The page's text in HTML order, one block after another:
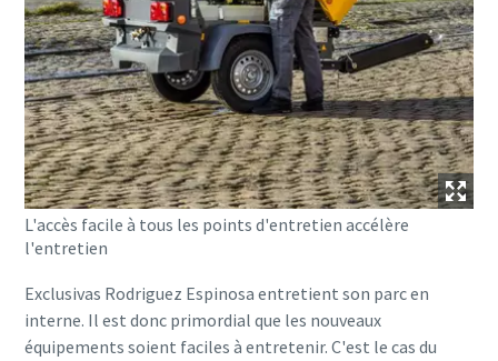
L'accès facile à tous les points d'entretien accélère
l'entretien
Exclusivas Rodriguez Espinosa entretient son parc en
interne. Il est donc primordial que les nouveaux
équipements soient faciles à entretenir. C'est le cas du